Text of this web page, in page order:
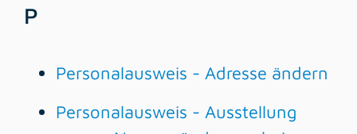
P
Personalausweis - Adresse ändern
Personalausweis - Ausstellung